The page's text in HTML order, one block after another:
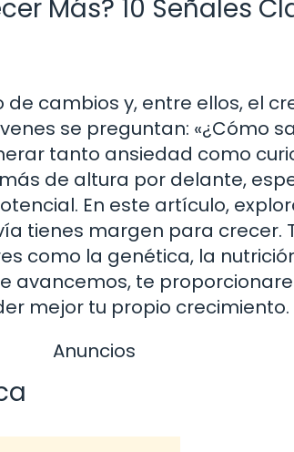
Más? 10 Señales
cambios y, entre ellos, el
se preguntan: «¿Cómo
tanto ansiedad como
de altura por delante,
En este artículo,
tienes margen para crecer.
como la genética, la
avancemos, te
mejor tu propio crecimiento.
Anuncios